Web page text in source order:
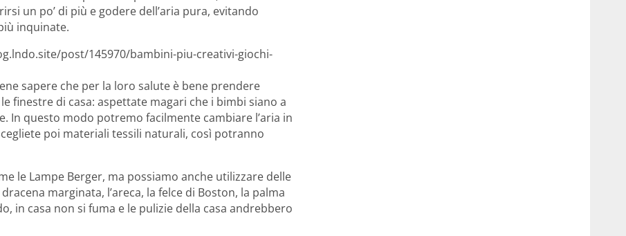
un po’ di più e godere dell’aria pura, evitando
inquinate.
post/145970/bambini-piu-creativi-giochi-
sapere che per la loro salute è bene prendere
finestre di casa: aspettate magari che i bimbi siano a
In questo modo potremo facilmente cambiare l’aria in
poi materiali tessili naturali, così potranno
le Lampe Berger, ma possiamo anche utilizzare delle
marginata, l’areca, la felce di Boston, la palma
in casa non si fuma e le pulizie della casa andrebbero